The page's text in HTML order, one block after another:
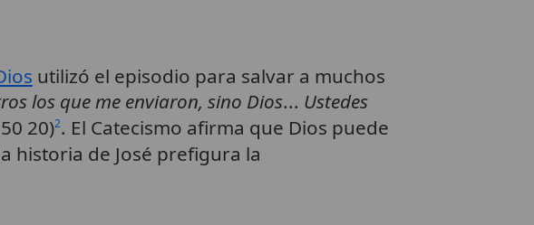
utilizó el episodio para salvar a muchos
los que me enviaron, sino Dios... Ustedes
20)2. El Catecismo afirma que Dios puede
historia de José prefigura la